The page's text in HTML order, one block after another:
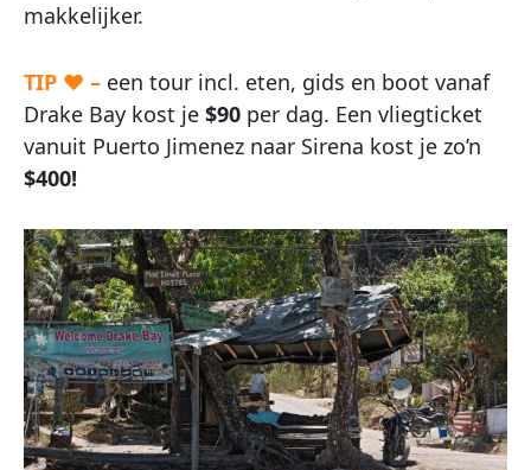
makkelijker.
TIP ♥ – een tour incl. eten, gids en boot vanaf
Drake Bay kost je $90 per dag. Een vliegticket
vanuit Puerto Jimenez naar Sirena kost je zo’n
$400!